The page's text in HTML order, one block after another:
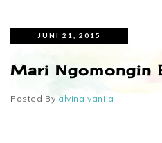
JUNI 21, 2015
Mari Ngomongin
Posted By alvina vanila